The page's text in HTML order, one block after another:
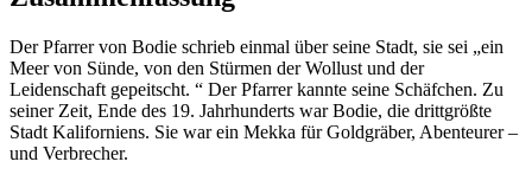
Der Pfarrer von Bodie schrieb einmal über seine Stadt, sie sei „ein
Meer von Sünde, von den Stürmen der Wollust und der
Leidenschaft gepeitscht. “ Der Pfarrer kannte seine Schäfchen. Zu
seiner Zeit, Ende des 19. Jahrhunderts war Bodie, die drittgrößte
Stadt Kaliforniens. Sie war ein Mekka für Goldgräber, Abenteurer –
und Verbrecher.